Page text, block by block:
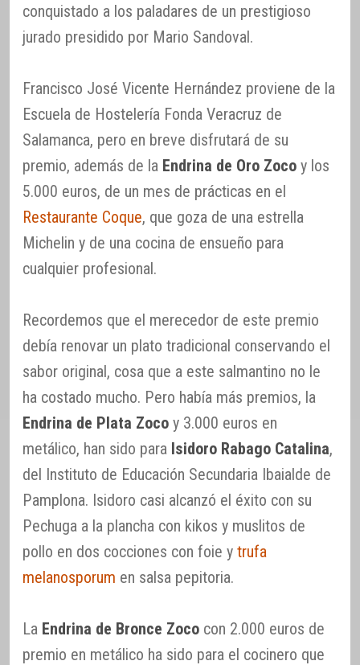
conquistado a los paladares de un prestigioso
jurado presidido por Mario Sandoval.
Francisco José Vicente Hernández proviene de la
Escuela de Hostelería Fonda Veracruz de
Salamanca, pero en breve disfrutará de su
premio, además de la Endrina de Oro Zoco y los
5.000 euros, de un mes de prácticas en el
Restaurante Coque, que goza de una estrella
Michelin y de una cocina de ensueño para
cualquier profesional.
Recordemos que el merecedor de este premio
debía renovar un plato tradicional conservando el
sabor original, cosa que a este salmantino no le
ha costado mucho. Pero había más premios, la
Endrina de Plata Zoco y 3.000 euros en
metálico, han sido para Isidoro Rabago Catalina,
del Instituto de Educación Secundaria Ibaialde de
Pamplona. Isidoro casi alcanzó el éxito con su
Pechuga a la plancha con kikos y muslitos de
pollo en dos cocciones con foie y trufa
melanosporum en salsa pepitoria.
La Endrina de Bronce Zoco con 2.000 euros de
premio en metálico ha sido para el cocinero que